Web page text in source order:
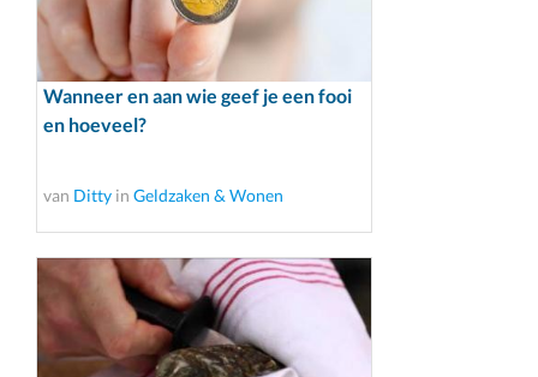
Wanneer en aan wie geef je een fooi
en hoeveel?
van Ditty in Geldzaken & Wonen